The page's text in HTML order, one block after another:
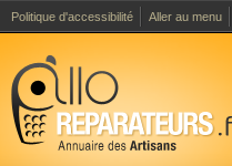
Politique d'accessibilité Aller au menu